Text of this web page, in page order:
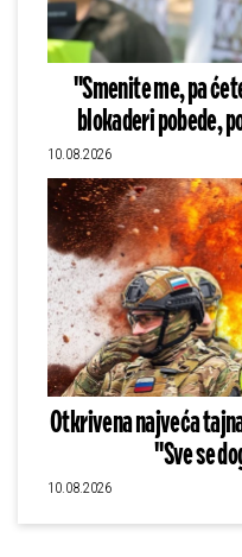
"Smenite me, pa
blokaderi pobede,
10.08.2026
Otkrivena najveća
"Sve se
10.08.2026